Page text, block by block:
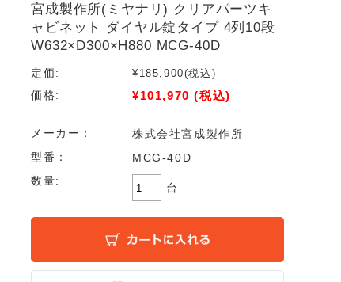
宮成製作所(ミヤナリ) クリアパーツキ
ャビネット ダイヤル錠タイプ 4列10段
W632×D300×H880 MCG-40D
定価: ¥185,900(税込)
価格:
¥101,970 (税込)
メーカー：
株式会社宮成製作所
型番：
MCG-40D
数量:
台